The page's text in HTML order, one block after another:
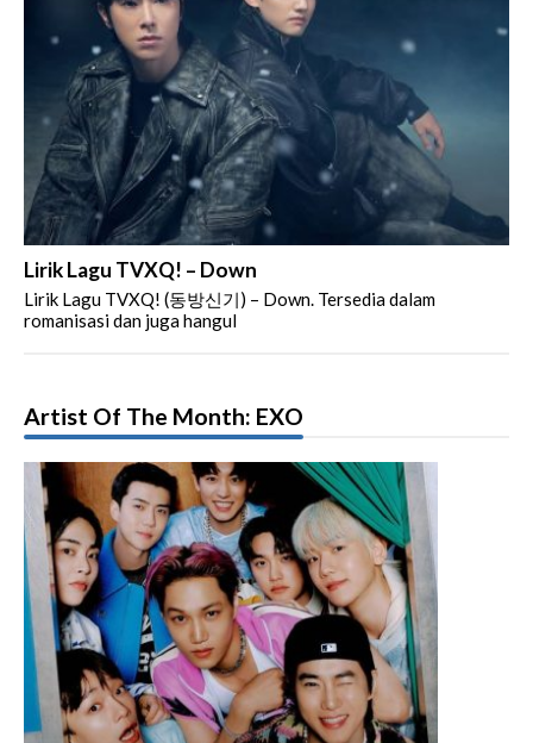
Lirik Lagu TVXQ! – Down
Lirik Lagu TVXQ! (동방신기) – Down. Tersedia dalam
romanisasi dan juga hangul
Artist Of The Month: EXO